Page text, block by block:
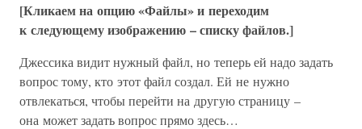
[Кликаем на опцию «Файлы» и переходим
к следующему изображению – списку файлов.]
Джессика видит нужный файл, но теперь ей надо задать
вопрос тому, кто этот файл создал. Ей не нужно
отвлекаться, чтобы перейти на другую страницу –
она может задать вопрос прямо здесь…